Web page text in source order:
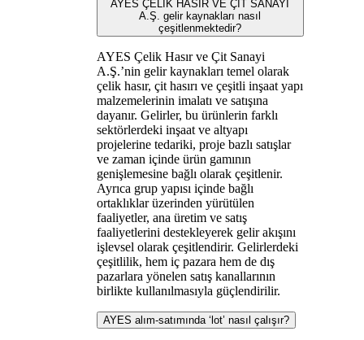
AYES ÇELİK HASIR VE ÇİT SANAYİ
A.Ş. gelir kaynakları nasıl
çeşitlenmektedir?
AYES Çelik Hasır ve Çit Sanayi
A.Ş.’nin gelir kaynakları temel olarak
çelik hasır, çit hasırı ve çeşitli inşaat yapı
malzemelerinin imalatı ve satışına
dayanır. Gelirler, bu ürünlerin farklı
sektörlerdeki inşaat ve altyapı
projelerine tedariki, proje bazlı satışlar
ve zaman içinde ürün gamının
genişlemesine bağlı olarak çeşitlenir.
Ayrıca grup yapısı içinde bağlı
ortaklıklar üzerinden yürütülen
faaliyetler, ana üretim ve satış
faaliyetlerini destekleyerek gelir akışını
işlevsel olarak çeşitlendirir. Gelirlerdeki
çeşitlilik, hem iç pazara hem de dış
pazarlara yönelen satış kanallarının
birlikte kullanılmasıyla güçlendirilir.
AYES alım-satımında ‘lot’ nasıl çalışır?